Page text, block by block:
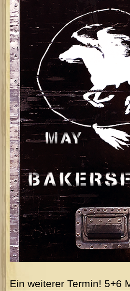
Ein weiterer Termin! 5+6